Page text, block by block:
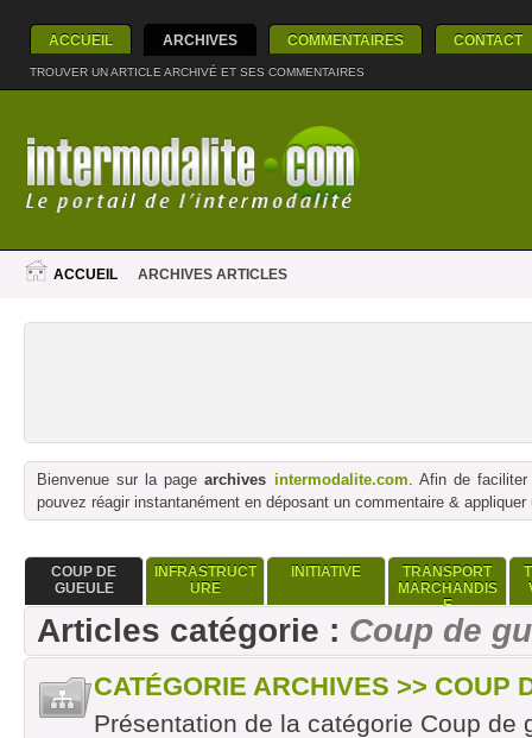
ACCUEIL ARCHIVES COMMENTAIRES CONTACT
TROUVER UN ARTICLE ARCHIVÉ ET SES COMMENTAIRES
ACCUEIL ARCHIVES ARTICLES
Bienvenue sur la pagearchives intermodalite.com. Afin de
pouvez réagir instantanément en déposant un commentaire & appliquer
COUP DE
GUEULE
INFRASTRUCT
URE
INITIATIVE
TRANSPORT
MARCHANDIS
E
Articles catégorie : Coup de
CATÉGORIE ARCHIVES >> COUP
Présentation de la catégorie Coup de